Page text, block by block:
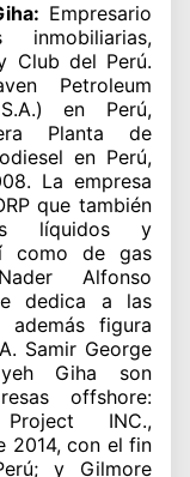
Empresario
Club del Perú.
Petroleum
en Perú,
Planta de
en Perú,
La empresa
que también
líquidos y
como de gas
Alfonso
dedica a las
además figura
Samir George
Giha son
offshore:
Project INC.,
2014, con el fin
y Gilmore